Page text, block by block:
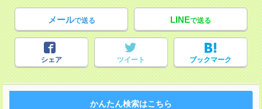
メールで送る LINEで送る
シェア ツイート ブックマーク
かんたん検索はこちら